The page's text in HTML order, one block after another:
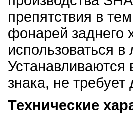
препятствия в
фонарей заднего
использоваться
Устанавливаются
знака, не требует
Технические